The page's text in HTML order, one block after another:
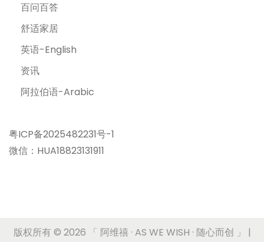
百问百答
舒适家居
英语-English
资讯
阿拉伯语-Arabic
粤ICP备2025482231号-1
微信：HUA18823131911
版权所有 © 2026 「 阿维禧 · AS WE WISH · 随心而创 」 |